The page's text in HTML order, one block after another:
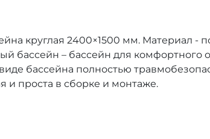
круглая 2400×1500 мм. Материал -
бассейн – бассейн для комфортного
бассейна полностью
и проста в сборке и монтаже.